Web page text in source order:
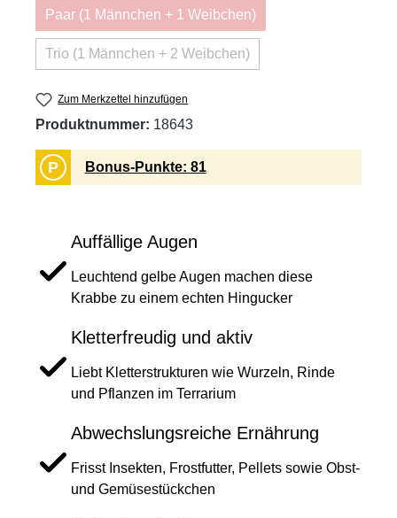
Paar (1 Männchen + 1 Weibchen)
(Diese Option ist zurzeit nicht verfügbar.)
Trio (1 Männchen + 2 Weibchen)
(Diese Option ist zurzeit nicht verfügbar.)
Zum Merkzettel hinzufügen
Produktnummer: 18643
P Bonus-Punkte: 81
Auffällige Augen
Leuchtend gelbe Augen machen diese
Krabbe zu einem echten Hingucker
Kletterfreudig und aktiv
Liebt Kletterstrukturen wie Wurzeln, Rinde
und Pflanzen im Terrarium
Abwechslungsreiche Ernährung
Frisst Insekten, Frostfutter, Pellets sowie Obst-
und Gemüsestückchen